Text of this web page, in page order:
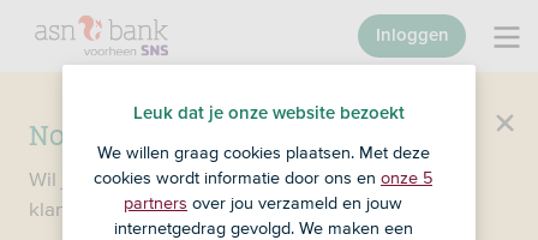
Nog geen klant bij SNS?
Wil je een product openen en ben je nog geen
klant bij SNS?Ga dan naar ASN Bank .
Inloggen
Leuk dat je onze website bezoekt
We willen graag cookies plaatsen. Met deze
cookies wordt informatie door ons en onze 5
partners over jou verzameld en jouw
internetgedrag gevolgd. We maken een